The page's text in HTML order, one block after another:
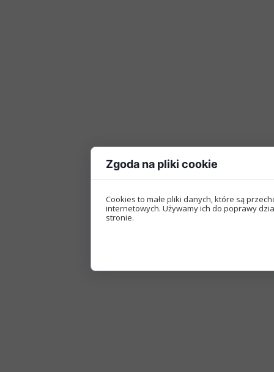
Zgoda na pliki cookie
Cookies to małe pliki danych, które są
internetowych. Używamy ich do poprawy
stronie.